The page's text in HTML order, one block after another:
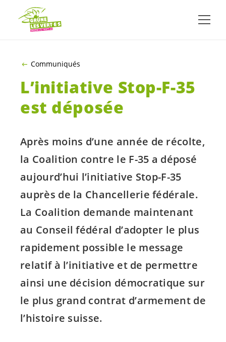
ALLER AU CONTENU PRINCIPAL
Communiqués
L’initiative Stop-F-35
est déposée
Après moins d’une année de récolte,
la Coalition contre le F-35 a déposé
aujourd’hui l’initiative Stop-F-35
auprès de la Chancellerie fédérale.
La Coalition demande maintenant
au Conseil fédéral d’adopter le plus
rapidement possible le message
relatif à l’initiative et de permettre
ainsi une décision démocratique sur
le plus grand contrat d’armement de
l’histoire suisse.